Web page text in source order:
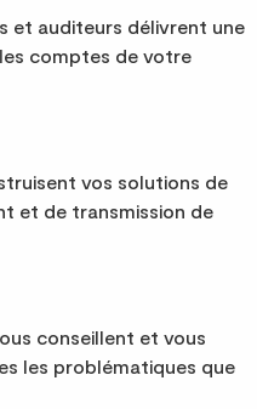
et auditeurs délivrent une
comptes de votre
vos solutions de
et de transmission de
conseillent et vous
les problématiques que